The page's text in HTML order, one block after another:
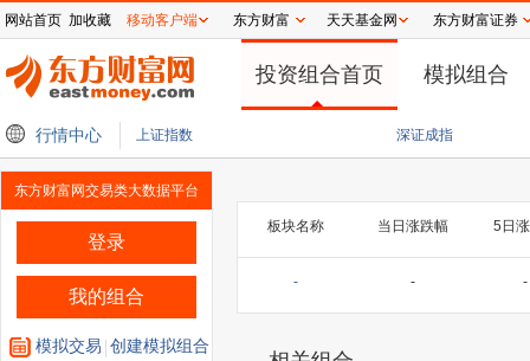
网站首页 加收藏 移动客户端 东方财富 天天基金网 东方财富证券
投资组合首页 模拟组合
行情中心 上证指数 深证成指
大跌之后如何收复失地 三类典型案例 国信策略：再议科技M顶 科技第二波何
东方财富网交易类大数据平台
登录
我的组合
模拟交易 创建模拟组合
板块名称 当日涨跌幅 5日
- - -